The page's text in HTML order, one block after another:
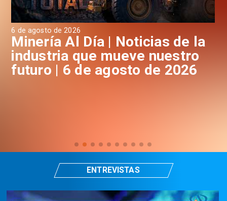
6 de agosto de 2026
Minería Al Día | Noticias de la
industria que mueve nuestro
futuro | 6 de agosto de 2026
ENTREVISTAS